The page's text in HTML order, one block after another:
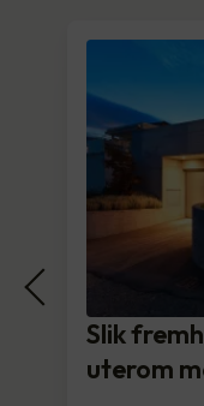
Slik
uterom